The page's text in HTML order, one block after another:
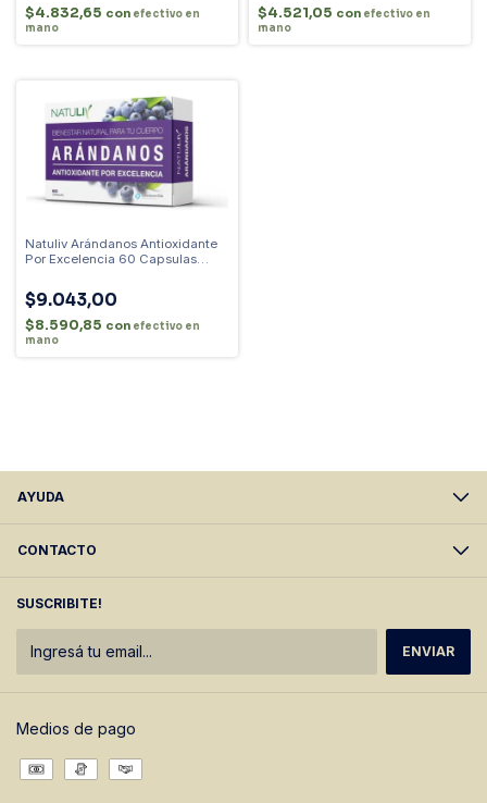
$4.832,65 con efectivo en
mano
$4.521,05 con efectivo en
mano
Natuliv Arándanos Antioxidante
Por Excelencia 60 Capsulas
$9.043,00
$8.590,85 con efectivo en
mano
AYUDA
CONTACTO
SUSCRIBITE!
Medios de pago